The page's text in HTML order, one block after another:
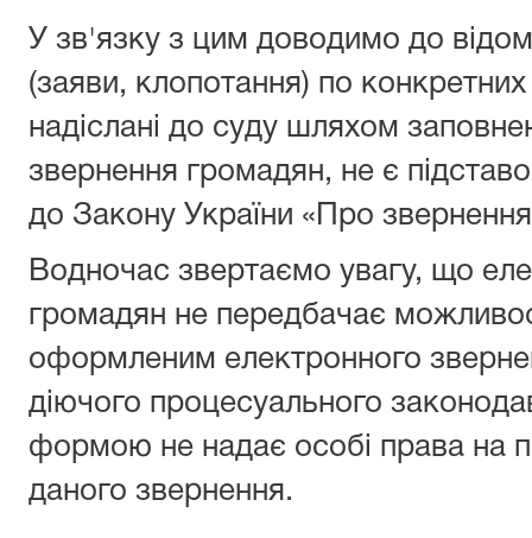
У зв'язку з цим доводимо до
(заяви, клопотання) по
надіслані до суду шляхом
звернення громадян, не є
до Закону України «Про
Водночас звертаємо увагу, що
громадян не передбачає
оформленим електронного
діючого процесуального
формою не надає особі права на
даного звернення.